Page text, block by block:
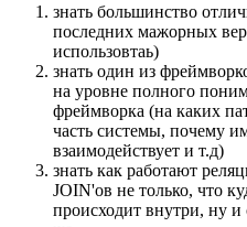
знать большинство
последних мажорных
использовтаь)
знать один из
на уровне полного
фреймворка (на каких
часть системы, почему
взаимодействует и т.д)
знать как работают
JOIN'ов не только, что
происходит внутри, ну